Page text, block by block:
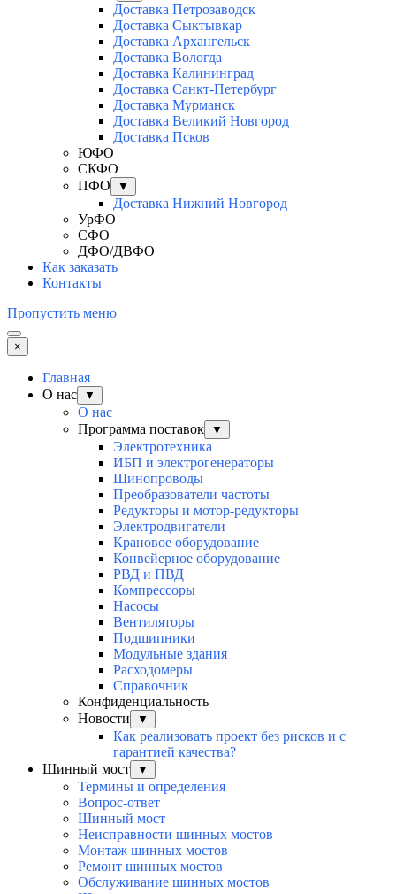
Доставка Петрозаводск
Доставка Сыктывкар
Доставка Архангельск
Доставка Вологда
Доставка Калининград
Доставка Санкт-Петербург
Доставка Мурманск
Доставка Великий Новгород
Доставка Псков
ЮФО
СКФО
ПФО
▼
Доставка Нижний Новгород
УрФО
СФО
ДФО/ДВФО
Как заказать
Контакты
Пропустить меню
×
Главная
О нас
▼
О нас
Программа поставок
▼
Электротехника
ИБП и электрогенераторы
Шинопроводы
Преобразователи частоты
Редукторы и мотор-редукторы
Электродвигатели
Крановое оборудование
Конвейерное оборудование
РВД и ПВД
Компрессоры
Насосы
Вентиляторы
Подшипники
Модульные здания
Расходомеры
Справочник
Конфиденциальность
Новости
▼
Как реализовать проект без рисков и с
гарантией качества?
Шинный мост
▼
Термины и определения
Вопрос-ответ
Шинный мост
Неисправности шинных мостов
Монтаж шинных мостов
Ремонт шинных мостов
Обслуживание шинных мостов